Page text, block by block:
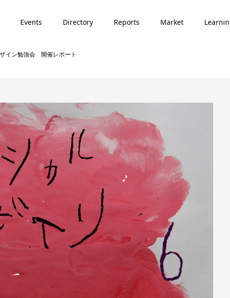
Events Directory Reports Market
イン勉強会 開催レポート